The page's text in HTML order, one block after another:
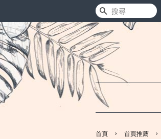
搜尋
首頁 › 首頁推薦 ›